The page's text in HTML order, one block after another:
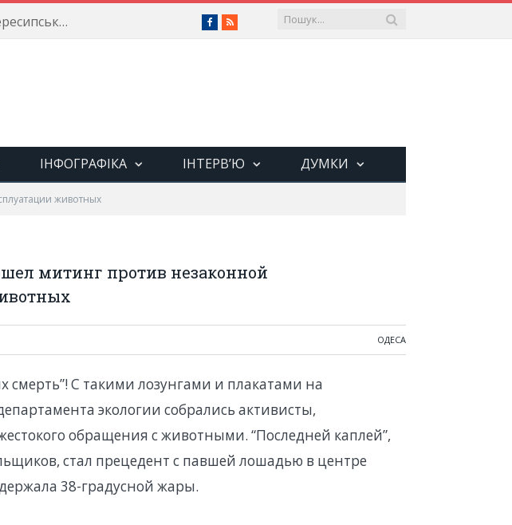
Енергетики завершили ремонтні роботи в Пересипському районі Facebook
RSS
ІНФОГРАФІКА ІНТЕРВ’Ю ДУМКИ
животных
митинг против незаконной
ОДЕСА
смерть”! С такими лозунгами и плакатами на
экологии собрались активисты,
обращения с животными. “Последней каплей”,
стал прецедент с павшей лошадью в центре
38-градусной жары.